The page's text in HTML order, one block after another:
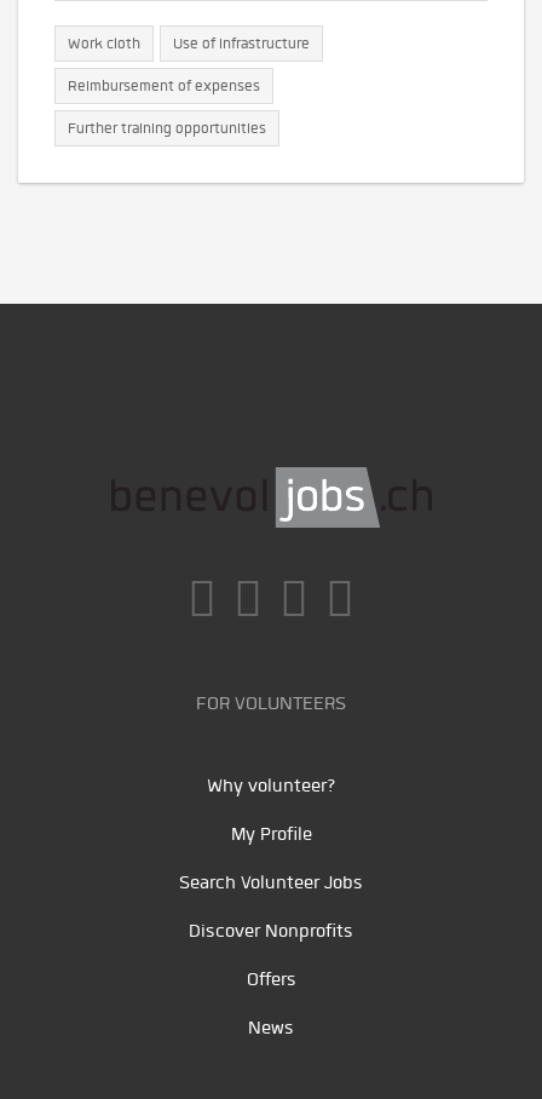
Work cloth Use of infrastructure
Reimbursement of expenses
Further training opportunities
FOR VOLUNTEERS
Why volunteer?
My Profile
Search Volunteer Jobs
Discover Nonprofits
Offers
News